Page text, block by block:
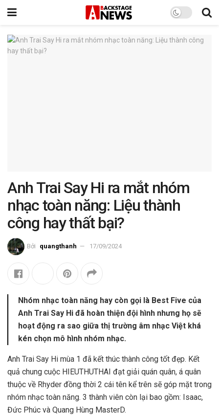
Anh Trai Say Hi ra mắt nhóm
nhạc toàn năng: Liệu thành
công hay thất bại?
Bởi quangthanh 17/09/2024
Nhóm nhạc toàn năng hay còn gọi là Best Five của
Anh Trai Say Hi đã hoàn thiện đội hình nhưng họ sẽ
hoạt động ra sao giữa thị trường âm nhạc Việt khá
kén chọn mô hình nhóm nhạc.
Anh Trai Say Hi mùa 1 đã kết thúc thành công tốt đẹp. Kết
quả chung cuộc HIEUTHUTHAI đạt giải quán quân, á quân
thuộc về Rhyder đồng thời 2 cái tên kể trên sẽ góp mặt trong
nhóm nhạc toàn năng. 3 thành viên còn lại bao gồm: Isaac,
Đức Phúc và Quang Hùng MasterD.